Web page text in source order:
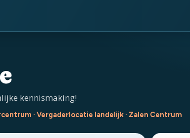
kennismaking!
· Vergaderlocatie landelijk · Zalen Centrum